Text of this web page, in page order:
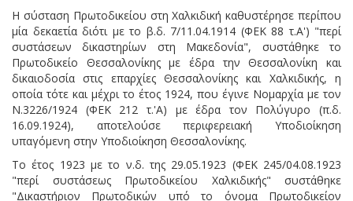
Η σύσταση Πρωτοδικείου στη Χαλκιδική καθυστέρησε περίπου
μία δεκαετία διότι με το β.δ. 7/11.04.1914 (ΦΕΚ 88 τ.Α') "περί
συστάσεων δικαστηρίων στη Μακεδονία", συστάθηκε το
Πρωτοδικείο Θεσσαλονίκης με έδρα την Θεσσαλονίκη και
δικαιοδοσία στις επαρχίες Θεσσαλονίκης και Χαλκιδικής, η
οποία τότε και μέχρι το έτος 1924, που έγινε Νομαρχία με τον
Ν.3226/1924 (ΦΕΚ 212 τ.'Α) με έδρα τον Πολύγυρο (π.δ.
16.09.1924), αποτελούσε περιφερειακή Υποδιοίκηση
υπαγόμενη στην Υποδιοίκηση Θεσσαλονίκης.
Το έτος 1923 με το ν.δ. της 29.05.1923 (ΦΕΚ 245/04.08.1923
"περί συστάσεως Πρωτοδικείου Χαλκιδικής" συστάθηκε
"Δικαστήριον Πρωτοδικών υπό το όνομα Πρωτοδικείον